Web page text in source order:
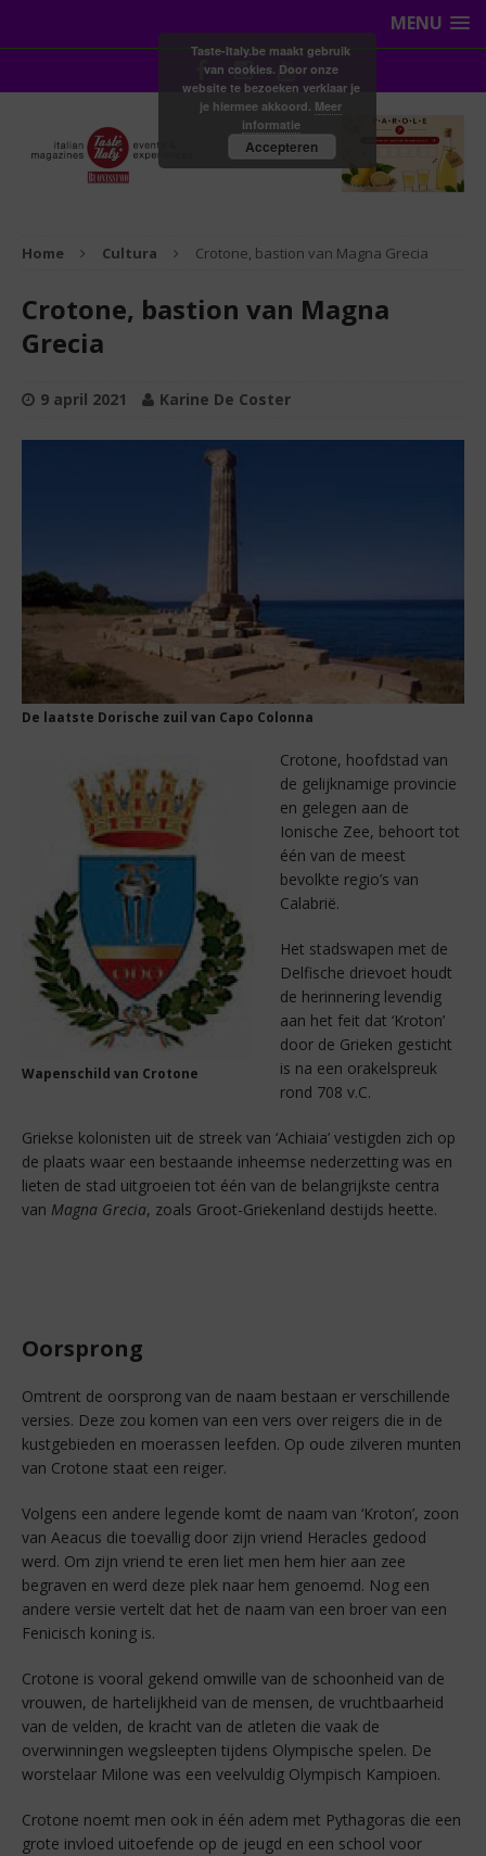
MENU
Home Cultura Crotone, bastion van Magna Grecia
Crotone, bastion van Magna
Grecia
9 april 2021 Karine De Coster
De laatste Dorische zuil van Capo Colonna
Wapenschild van Crotone
Crotone, hoofdstad van
de gelijknamige provincie
en gelegen aan de
Ionische Zee, behoort tot
één van de meest
bevolkte regio’s van
Calabrië.
Het stadswapen met de
Delfische drievoet houdt
de herinnering levendig
aan het feit dat ‘Kroton’
door de Grieken gesticht
is na een orakelspreuk
rond 708 v.C.
Griekse kolonisten uit de streek van ‘Achiaia’ vestigden zich op
de plaats waar een bestaande inheemse nederzetting was en
lieten de stad uitgroeien tot één van de belangrijkste centra
van Magna Grecia, zoals Groot-Griekenland destijds heette.
Oorsprong
Omtrent de oorsprong van de naam bestaan er verschillende
versies. Deze zou komen van een vers over reigers die in de
kustgebieden en moerassen leefden. Op oude zilveren munten
van Crotone staat een reiger.
Volgens een andere legende komt de naam van ‘Kroton’, zoon
van Aeacus die toevallig door zijn vriend Heracles gedood
werd. Om zijn vriend te eren liet men hem hier aan zee
begraven en werd deze plek naar hem genoemd. Nog een
andere versie vertelt dat het de naam van een broer van een
Fenicisch koning is.
Crotone is vooral gekend omwille van de schoonheid van de
vrouwen, de hartelijkheid van de mensen, de vruchtbaarheid
van de velden, de kracht van de atleten die vaak de
overwinningen wegsleepten tijdens Olympische spelen. De
worstelaar Milone was een veelvuldig Olympisch Kampioen.
Crotone noemt men ook in één adem met Pythagoras die een
grote invloed uitoefende op de jeugd en een school voor
Taste-Italy.be maakt gebruik
van cookies. Door onze
website te bezoeken verklaar je
je hiermee akkoord. Meer
informatie
Accepteren